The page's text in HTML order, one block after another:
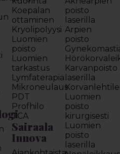
Koepalan
ottaminen
Kryolipolyysi
Luomien
poisto
Luomien
tarkastus
Lymfaterapia
Mikroneulaus
PDT
Profhilo
TCA
Sairaala
Innova
poisto
laserilla
Arpien
poisto
Karvanpoisto
laserilla
Luomien
poisto
kirurgisesti
Luomien
poisto
laserilla